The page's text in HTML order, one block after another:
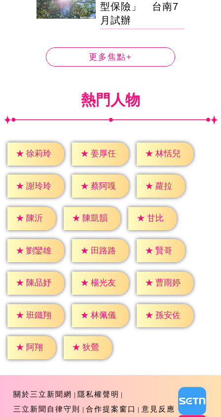
型保險」 台南7
月試辦
更多焦點+
熱門人物
★ 徐莉玲 ★ 姜厚任 ★ 林恬兒
★ 謝玲玲 ★ 蔡阿嘎 ★ 蘿拉
★ 陳沂 ★ 陳凱韻 ★ 甘比
★ 劉鑾雄 ★ 田路路 ★ 賢哥
★ 陳品妤 ★ 楊光友 ★ 曹雨婷
★ 班鐵翔 ★ 林佩儀 ★ 孫安佐
★ 阿翔 ★ 狄鶯
關於三立新聞網
隱私權聲明
三立新聞自律守則
合作提案窗口 意見反應